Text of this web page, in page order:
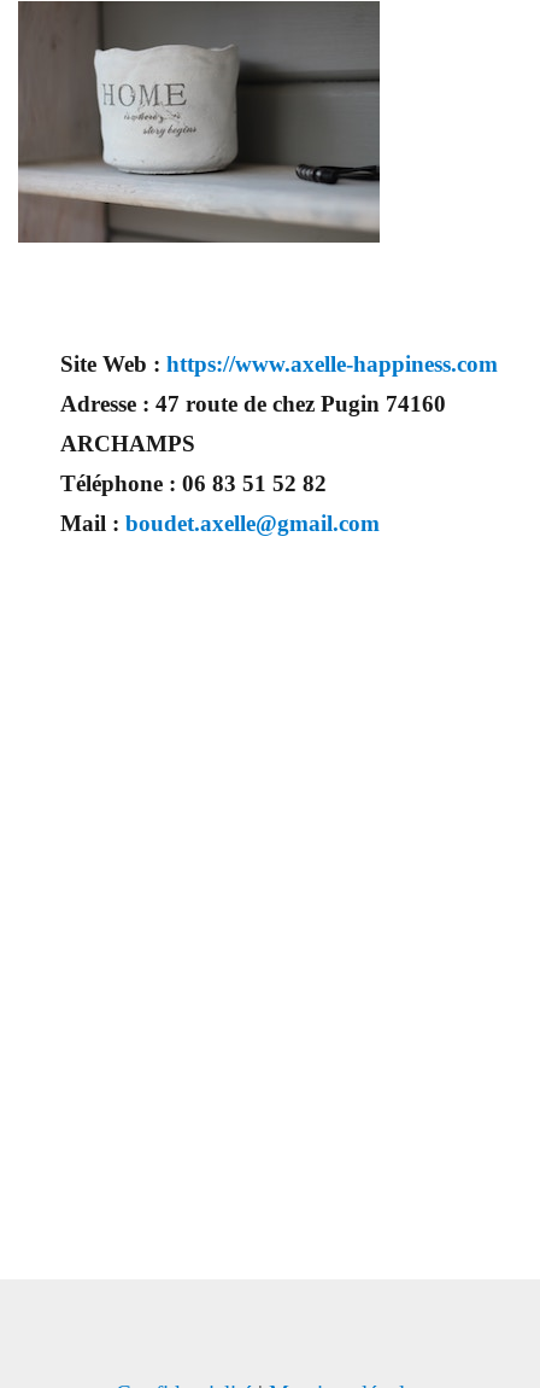
Site Web : https://www.axelle-happiness.com
Adresse : 47 route de chez Pugin 74160
ARCHAMPS
Téléphone : 06 83 51 52 82
Mail : boudet.axelle@gmail.com